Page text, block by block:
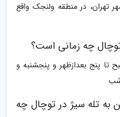
تهران، در منطقه ولنجک واقع
چه زمانی است؟
تا پنج بعدازظهر و پنجشنبه و
شب
به تله سیژ در توچال چه